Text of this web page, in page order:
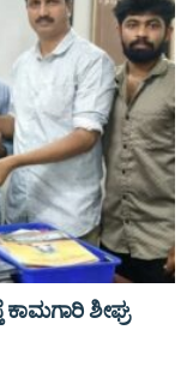
ಕಾಮಗಾರಿ ಶೀಘ್ರ